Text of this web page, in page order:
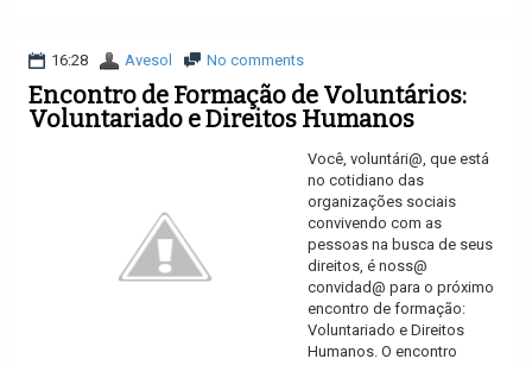
16:28 Avesol No comments
Encontro de Formação de Voluntários:
Voluntariado e Direitos Humanos
Você, voluntári@, que está
no cotidiano das
organizações sociais
convivendo com as
pessoas na busca de seus
direitos, é noss@
convidad@ para o próximo
encontro de formação:
Voluntariado e Direitos
Humanos. O encontro